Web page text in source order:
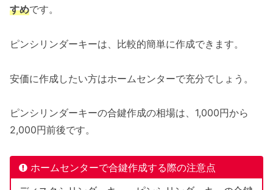
すめです。
ピンシリンダーキーは、比較的簡単に作成できます。
安価に作成したい方はホームセンターで充分でしょう。
ピンシリンダーキーの合鍵作成の相場は、1,000円から
2,000円前後です。
ホームセンターで合鍵作成する際の注意点